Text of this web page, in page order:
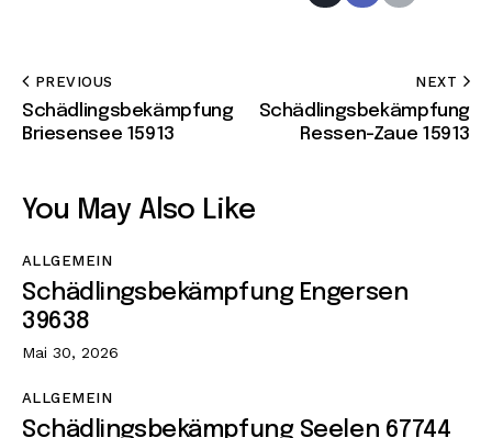
PREVIOUS
Schädlingsbekämpfung
Briesensee 15913
NEXT
Schädlingsbekämpfung
Ressen-Zaue 15913
You May Also Like
ALLGEMEIN
Schädlingsbekämpfung Engersen
39638
Mai 30, 2026
ALLGEMEIN
Schädlingsbekämpfung Seelen 67744